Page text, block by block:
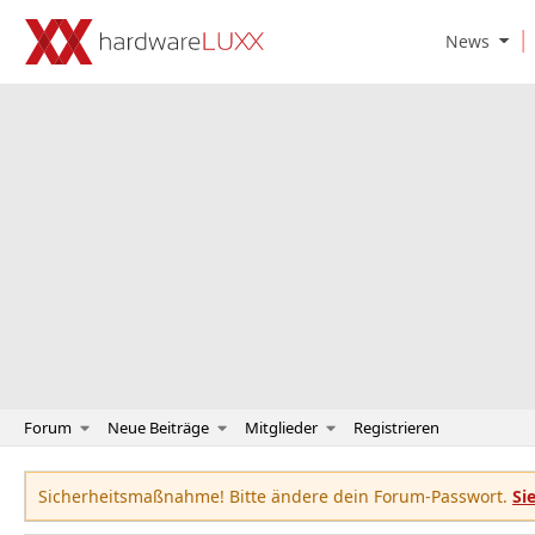
News O
Forum Neue Beiträge Mitglieder Registrieren
Sicherheitsmaßnahme! Bitte ändere dein Forum-Passwort.